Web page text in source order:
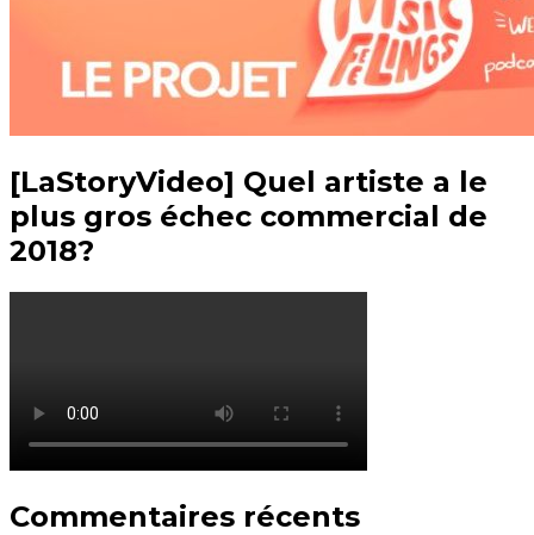
[LaStoryVideo] Quel artiste a le
plus gros échec commercial de
2018?
Commentaires récents